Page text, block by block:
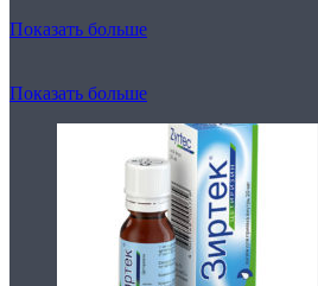
Показать больше
Показать больше